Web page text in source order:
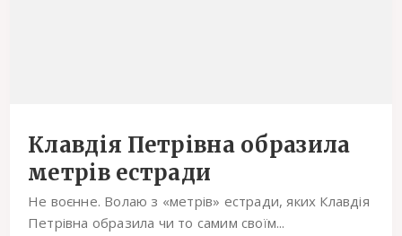
Клавдія Петрівна образила
метрів естради
Не воєнне. Волаю з «метрів» естради, яких Клавдія
Петрівна образила чи то самим своїм...